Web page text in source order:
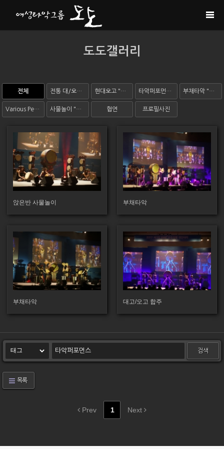
도도갤러리
전체 전통 대/오고 "오름" 현대오고 "오색" 타악퍼포먼스 "비트도도" 부채타악 "바람"
Various Performances 사물놀이 "해밀" 협연 프로필사진
앉은반 사물놀이
2370
부채타악
부채타악
716
대고/오고 합주
4664
검색
목록
Prev 1 Next